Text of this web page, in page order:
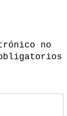
no
obligatorios